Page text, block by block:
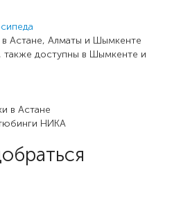
Астане, Алматы и Шымкенте
также доступны в Шымкенте и
в Астане